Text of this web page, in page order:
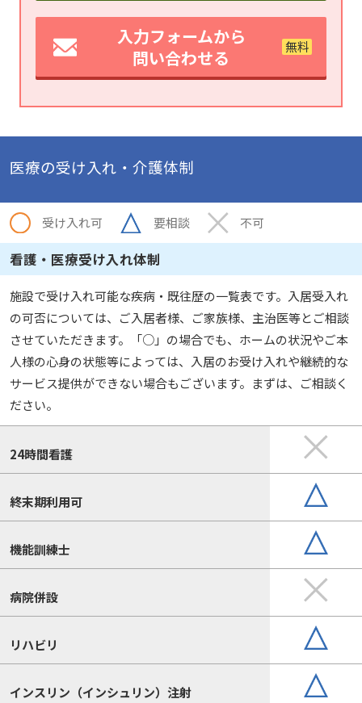
入力フォームから
問い合わせる
医療の受け入れ・介護体制
受け入れ可 要相談 不可
看護・医療受け入れ体制
施設で受け入れ可能な疾病・既往歴の一覧表です。入居受入れ
の可否については、ご入居者様、ご家族様、主治医等とご相談
させていただきます。「○」の場合でも、ホームの状況やご本
人様の心身の状態等によっては、入居のお受け入れや継続的な
サービス提供ができない場合もございます。まずは、ご相談く
ださい。
24時間看護
終末期利用可
機能訓練士
病院併設
リハビリ
インスリン（インシュリン）注射